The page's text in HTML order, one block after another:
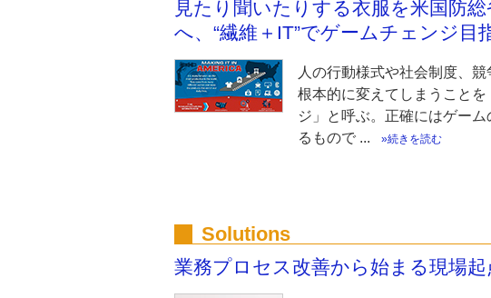
見たり聞いたりする衣服を米国防総
へ、“繊維＋IT”でゲームチェンジ目
人の行動様式や社会制度、
根本的に変えてしまうことを
ジ」と呼ぶ。正確にはゲーム
るもので ...
続きを読む
Solutions
業務プロセス改善から始まる現場